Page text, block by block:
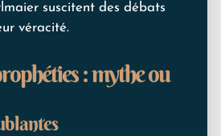
suscitent des débats
véracité.
: mythe ou